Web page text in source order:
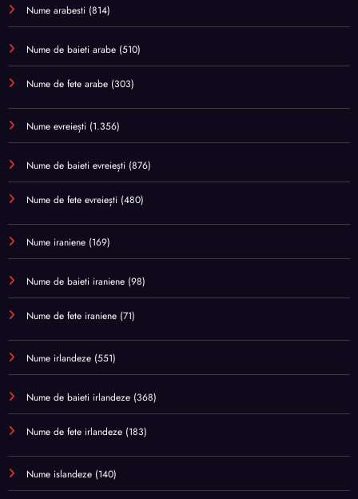
Nume arabesti (814)
Nume de baieti arabe (510)
Nume de fete arabe (303)
Nume evreiești (1.356)
Nume de baieti evreiești (876)
Nume de fete evreiești (480)
Nume iraniene (169)
Nume de baieti iraniene (98)
Nume de fete iraniene (71)
Nume irlandeze (551)
Nume de baieti irlandeze (368)
Nume de fete irlandeze (183)
Nume islandeze (140)